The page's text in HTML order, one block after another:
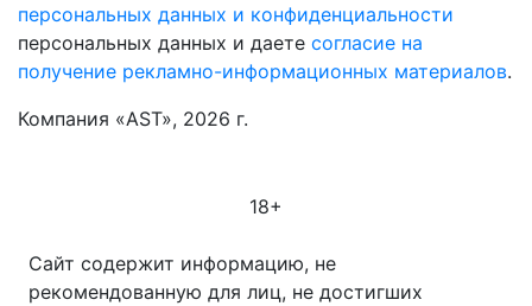
персональных данных и конфиденциальности
персональных данных и даете согласие на
получение рекламно-информационных материалов.
Компания «AST», 2026 г.
18+
Сайт содержит информацию, не
рекомендованную для лиц, не достигших